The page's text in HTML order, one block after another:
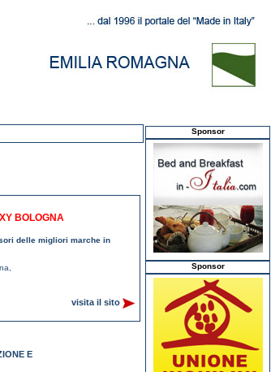
BOLOGNA
delle migliori marche in
visita il sito
E
Sponsor
Sponsor